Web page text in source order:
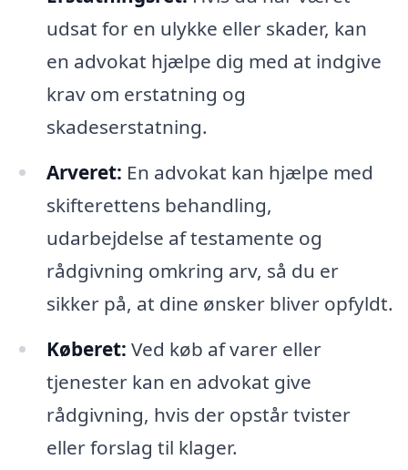
udsat for en ulykke eller skader, kan
en advokat hjælpe dig med at indgive
krav om erstatning og
skadeserstatning.
Arveret: En advokat kan hjælpe med
skifterettens behandling,
udarbejdelse af testamente og
rådgivning omkring arv, så du er
sikker på, at dine ønsker bliver opfyldt.
Køberet: Ved køb af varer eller
tjenester kan en advokat give
rådgivning, hvis der opstår tvister
eller forslag til klager.